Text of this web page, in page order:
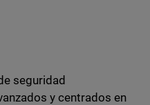
seguridad
y centrados en